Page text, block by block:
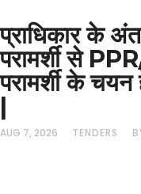
प्राधिकार के
परामर्शी से
परामर्शी के
|
AUG 7, 2026 TENDERS